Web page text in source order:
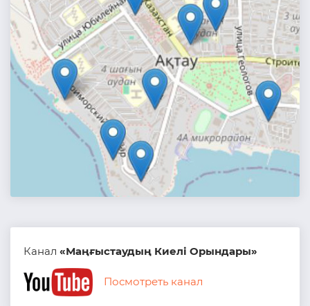
Канал «Маңғыстаудың Киелі Орындары»
Посмотреть канал